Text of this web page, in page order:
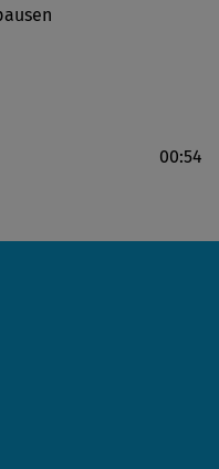
passen und immer
das Workout,
dir eine aktive Pause.
00:54